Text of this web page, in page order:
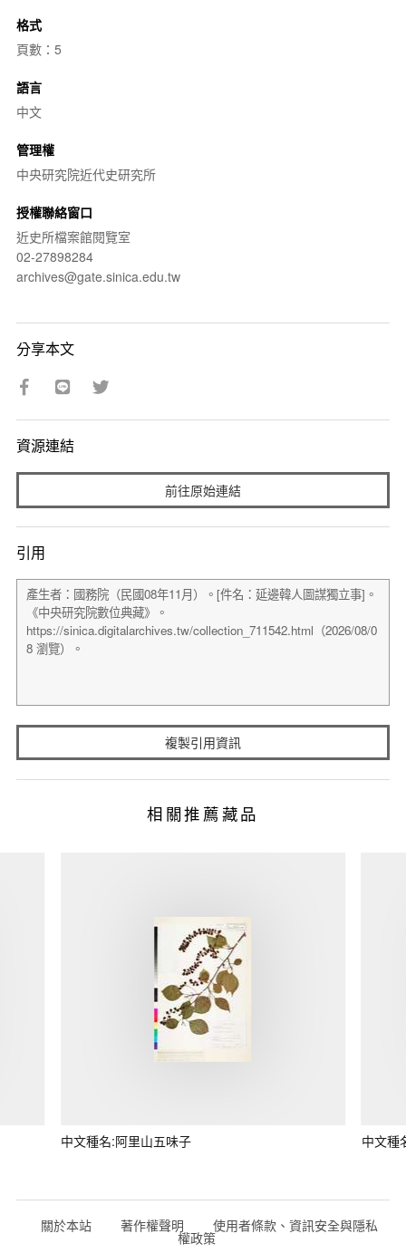
格式
頁數：5
語言
中文
管理權
中央研究院近代史研究所
授權聯絡窗口
近史所檔案館閱覽室
02-27898284
archives@gate.sinica.edu.tw
分享本文
資源連結
前往原始連結
引用
複製引用資訊
相關推薦藏品
中文種名:阿里山五味子 中文種
關於本站 著作權聲明 使用者條款、資訊安全與隱私
權政策